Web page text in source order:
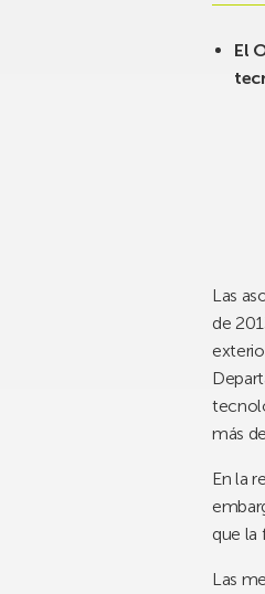
El
Las
de
más
En la
que la
Las